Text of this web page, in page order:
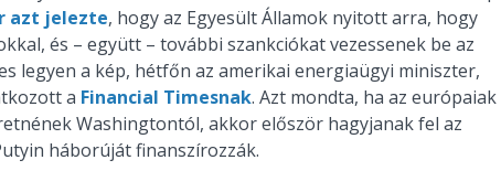
azt jelezte, hogy az Egyesült Államok nyitott arra, hogy
és – együtt – további szankciókat vezessenek be az
legyen a kép, hétfőn az amerikai energiaügyi miniszter,
a Financial Timesnak. Azt mondta, ha az európaiak
Washingtontól, akkor először hagyjanak fel az
háborúját finanszírozzák.